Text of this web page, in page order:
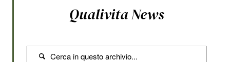
Qualivita News
